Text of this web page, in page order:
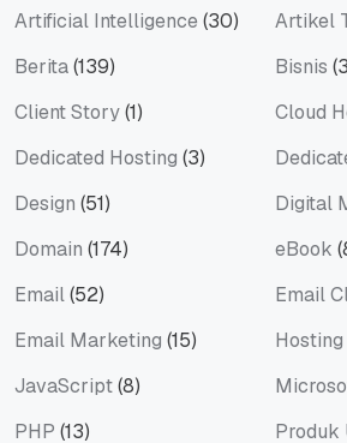
Artificial Intelligence (30) Artikel
Berita(139) Bisnis
Client Story(1) Cloud
Dedicated Hosting (3)
Design (51) Digital
Domain (174) eBook
Email(52) Email
Email Marketing (15) Hosting
JavaScript(8)
PHP (13) Produk